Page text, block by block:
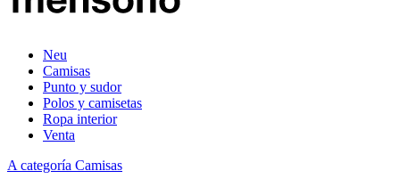
Neu
Camisas
Punto y sudor
Polos y camisetas
Ropa interior
Venta
A categoría Camisas